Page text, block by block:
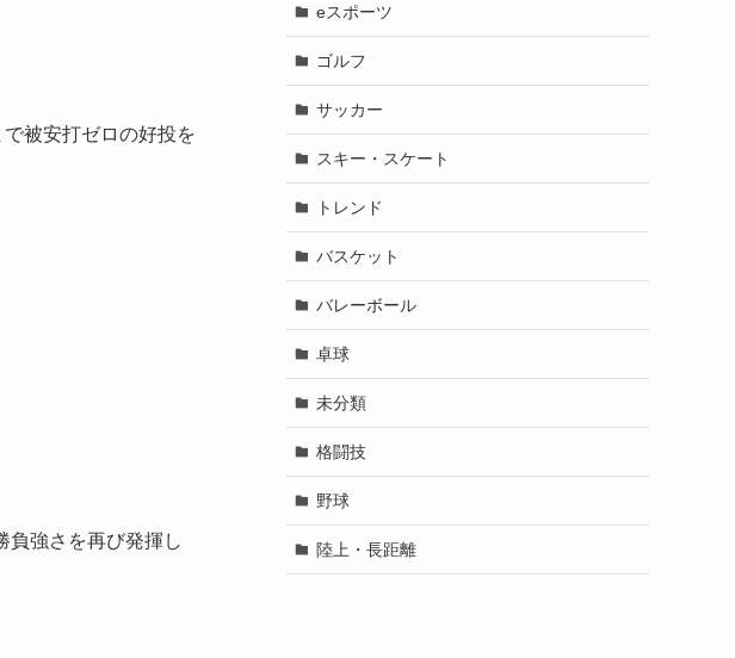
被安打ゼロの好投を
負強さを再び発揮し
eスポーツ
ゴルフ
サッカー
スキー・スケート
トレンド
バスケット
バレーボール
卓球
未分類
格闘技
野球
陸上・長距離